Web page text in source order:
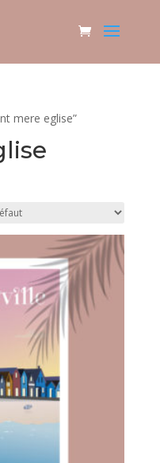
mere eglise”